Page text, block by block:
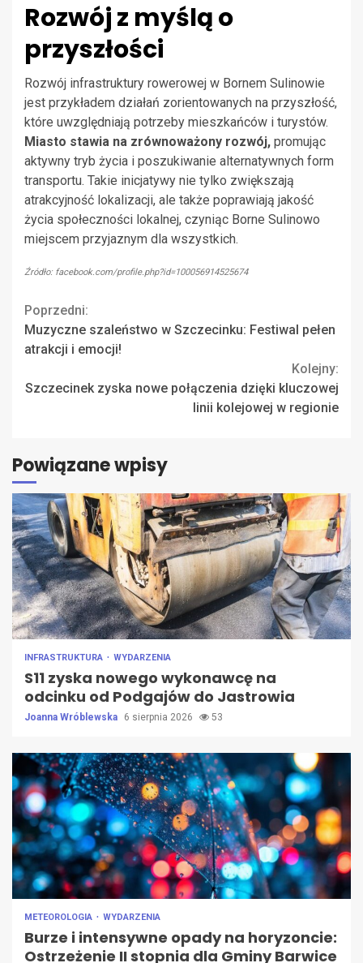
Rozwój z myślą o
przyszłości
Rozwój infrastruktury rowerowej w Bornem Sulinowie
jest przykładem działań zorientowanych na przyszłość,
które uwzględniają potrzeby mieszkańców i turystów.
Miasto stawia na zrównoważony rozwój, promując
aktywny tryb życia i poszukiwanie alternatywnych form
transportu. Takie inicjatywy nie tylko zwiększają
atrakcyjność lokalizacji, ale także poprawiają jakość
życia społeczności lokalnej, czyniąc Borne Sulinowo
miejscem przyjaznym dla wszystkich.
Źródło: facebook.com/profile.php?id=100056914525674
Continue
Reading
Poprzedni:
Muzyczne szaleństwo w Szczecinku: Festiwal pełen
atrakcji i emocji!
Kolejny:
Szczecinek zyska nowe połączenia dzięki kluczowej
linii kolejowej w regionie
Powiązane wpisy
INFRASTRUKTURA WYDARZENIA
S11 zyska nowego wykonawcę na
odcinku od Podgajów do Jastrowia
Joanna Wróblewska 6 sierpnia 2026 53
METEOROLOGIA WYDARZENIA
Burze i intensywne opady na horyzoncie:
Ostrzeżenie II stopnia dla Gminy Barwice